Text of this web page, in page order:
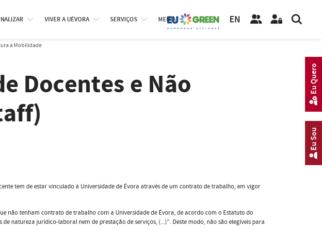
VIVER A UÉVORA SERVIÇOS MEDIA EN
a Mobilidade
Docentes e Não
tem de estar vinculado à Universidade de Évora através de um contrato de trabalho, em vigor
não tenham contrato de trabalho com a Universidade de Évora, de acordo com o Estatuto do
natureza jurídico-laboral nem de prestação de serviços, (...)”. Deste modo, não são elegíveis para
Eu Sou
Eu Quero